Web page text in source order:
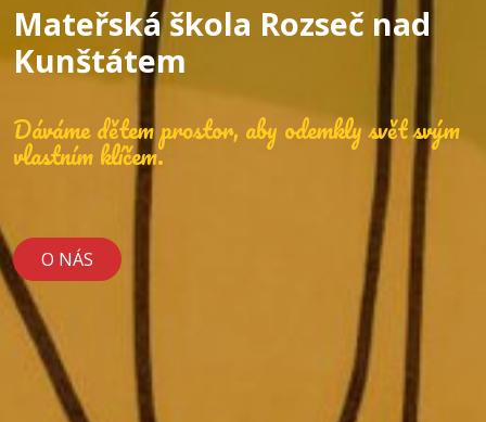
Mateřská škola Rozseč nad
Kunštátem
Dáváme dětem prostor, aby odemkly svět svým
vlastním klíčem.
O NÁS